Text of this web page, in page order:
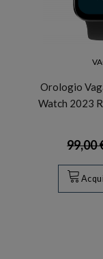
Orologio
Watch 2023
99,00